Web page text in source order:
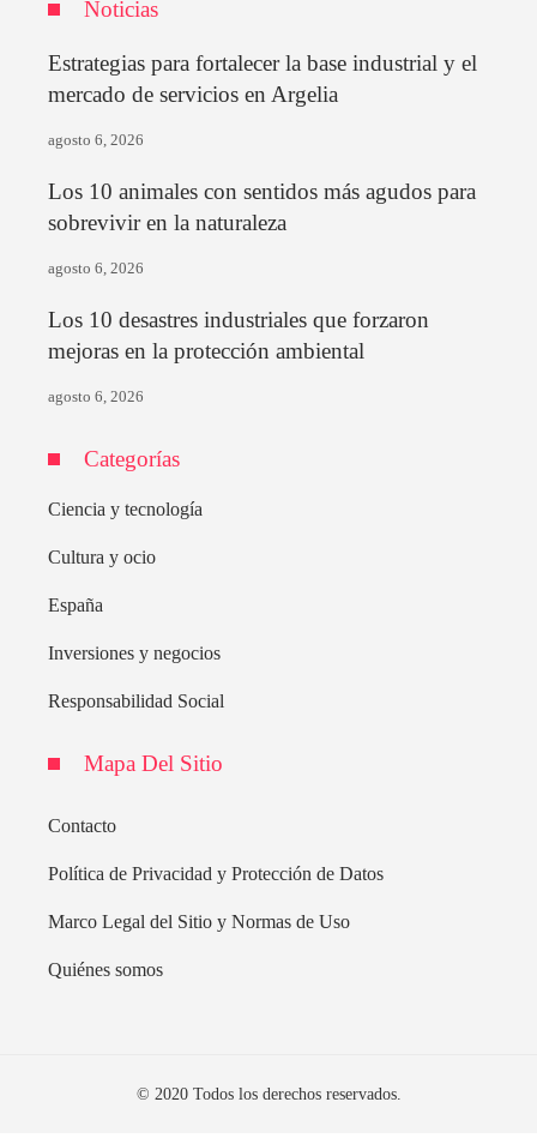
Noticias
Estrategias para fortalecer la base industrial y el
mercado de servicios en Argelia
agosto 6, 2026
Los 10 animales con sentidos más agudos para
sobrevivir en la naturaleza
agosto 6, 2026
Los 10 desastres industriales que forzaron
mejoras en la protección ambiental
agosto 6, 2026
Categorías
Ciencia y tecnología
Cultura y ocio
España
Inversiones y negocios
Responsabilidad Social
Mapa Del Sitio
Contacto
Política de Privacidad y Protección de Datos
Marco Legal del Sitio y Normas de Uso
Quiénes somos
© 2020 Todos los derechos reservados.